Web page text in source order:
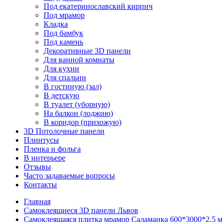
Под екатеринославский кирпич
Под мрамор
Кладка
Под бамбук
Под камень
Декоративные 3D панели
Для ванной комнаты
Для кухни
Для спальни
В гостиную (зал)
В детскую
В туалет (уборную)
На балкон (лоджию)
В коридор (прихожую)
3D Потолочные панели
Плинтусы
Пленка и фольга
В интерьере
Отзывы
Часто задаваемые вопросы
Контакты
Главная
Cамоклеящиеся 3D панели Львов
Самоклеящаяся плитка мрамор Саламанка 600*3000*2.5